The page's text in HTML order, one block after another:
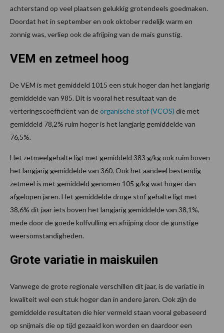
achterstand op veel plaatsen gelukkig grotendeels goedmaken.
Doordat het in september en ook oktober redelijk warm en
zonnig was, verliep ook de afrijping van de mais gunstig.
VEM en zetmeel hoog
De VEM is met gemiddeld 1015 een stuk hoger dan het langjarig
gemiddelde van 985. Dit is vooral het resultaat van de
verteringscoëfficiënt van deorganische stof (VCOS) die met
gemiddeld 78,2% ruim hoger is het langjarig gemiddelde van
76,5%.
Het zetmeelgehalte ligt met gemiddeld 383 g/kg ook ruim boven
het langjarig gemiddelde van 360. Ook het aandeel bestendig
zetmeel is met gemiddeld genomen 105 g/kg wat hoger dan
afgelopen jaren. Het gemiddelde droge stof gehalte ligt met
38,6% dit jaar iets boven het langjarig gemiddelde van 38,1%,
mede door de goede kolfvulling en afrijping door de gunstige
weersomstandigheden.
Grote variatie in maiskuilen
Vanwege de grote regionale verschillen dit jaar, is de variatie in
kwaliteit wel een stuk hoger dan in andere jaren. Ook zijn de
gemiddelde resultaten die hier vermeld staan vooral gebaseerd
op snijmais die op tijd gezaaid kon worden en daardoor een